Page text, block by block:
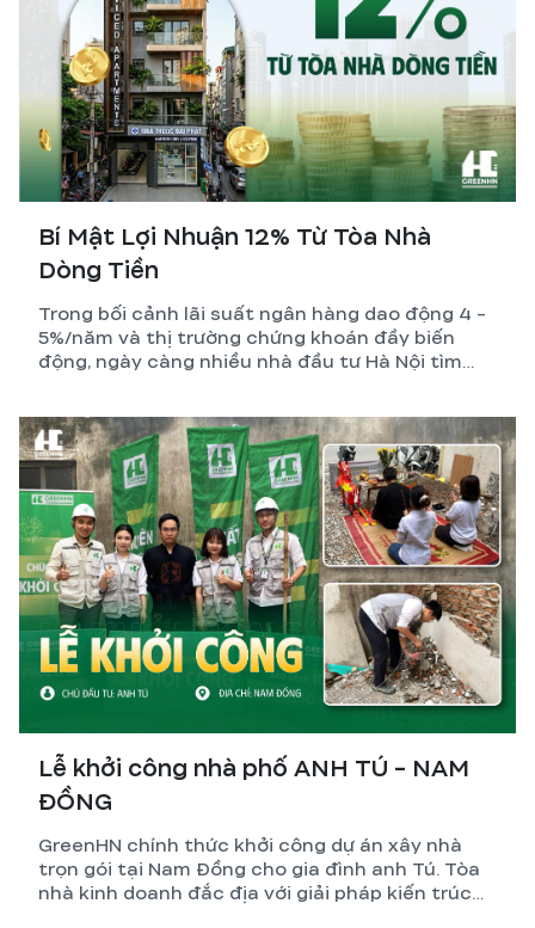
Bí Mật Lợi Nhuận 12% Từ Tòa Nhà
Dòng Tiền
Trong bối cảnh lãi suất ngân hàng dao động 4 -
5%/năm và thị trường chứng khoán đầy biến
động, ngày càng nhiều nhà đầu tư Hà Nội tìm
tiền – CCMN – căn hộ dịch vụ.
Lễ khởi công nhà phố ANH TÚ - NAM
ĐỒNG
GreenHN chính thức khởi công dự án xây nhà
trọn gói tại Nam Đồng cho gia đình anh Tú. Tòa
nhà kinh doanh đắc địa với giải pháp kiến trúc